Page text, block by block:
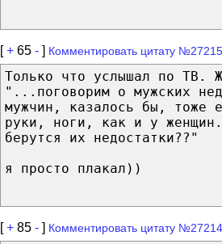
[+ 65 - ] Комментировать цитату №27215
Только что услышал по ТВ.
"...поговорим о мужских
мужчин, казалось бы, тоже
руки, ноги, как и у
берутся их недостатки??"
я просто плакал))
[+ 85 - ] Комментировать цитату №27214